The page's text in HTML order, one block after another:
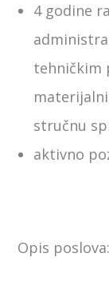
4 godine
tehničkim
stručnu
aktivno
Opis poslova: